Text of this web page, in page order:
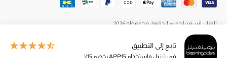
دليل مستلزمات الجمال
تابع إلى التطبيق
قم بتنزيل واستخدام APP15 بخصم 15٪
الطاير إنسغنيا جميع الحقوق محفوظة 2026